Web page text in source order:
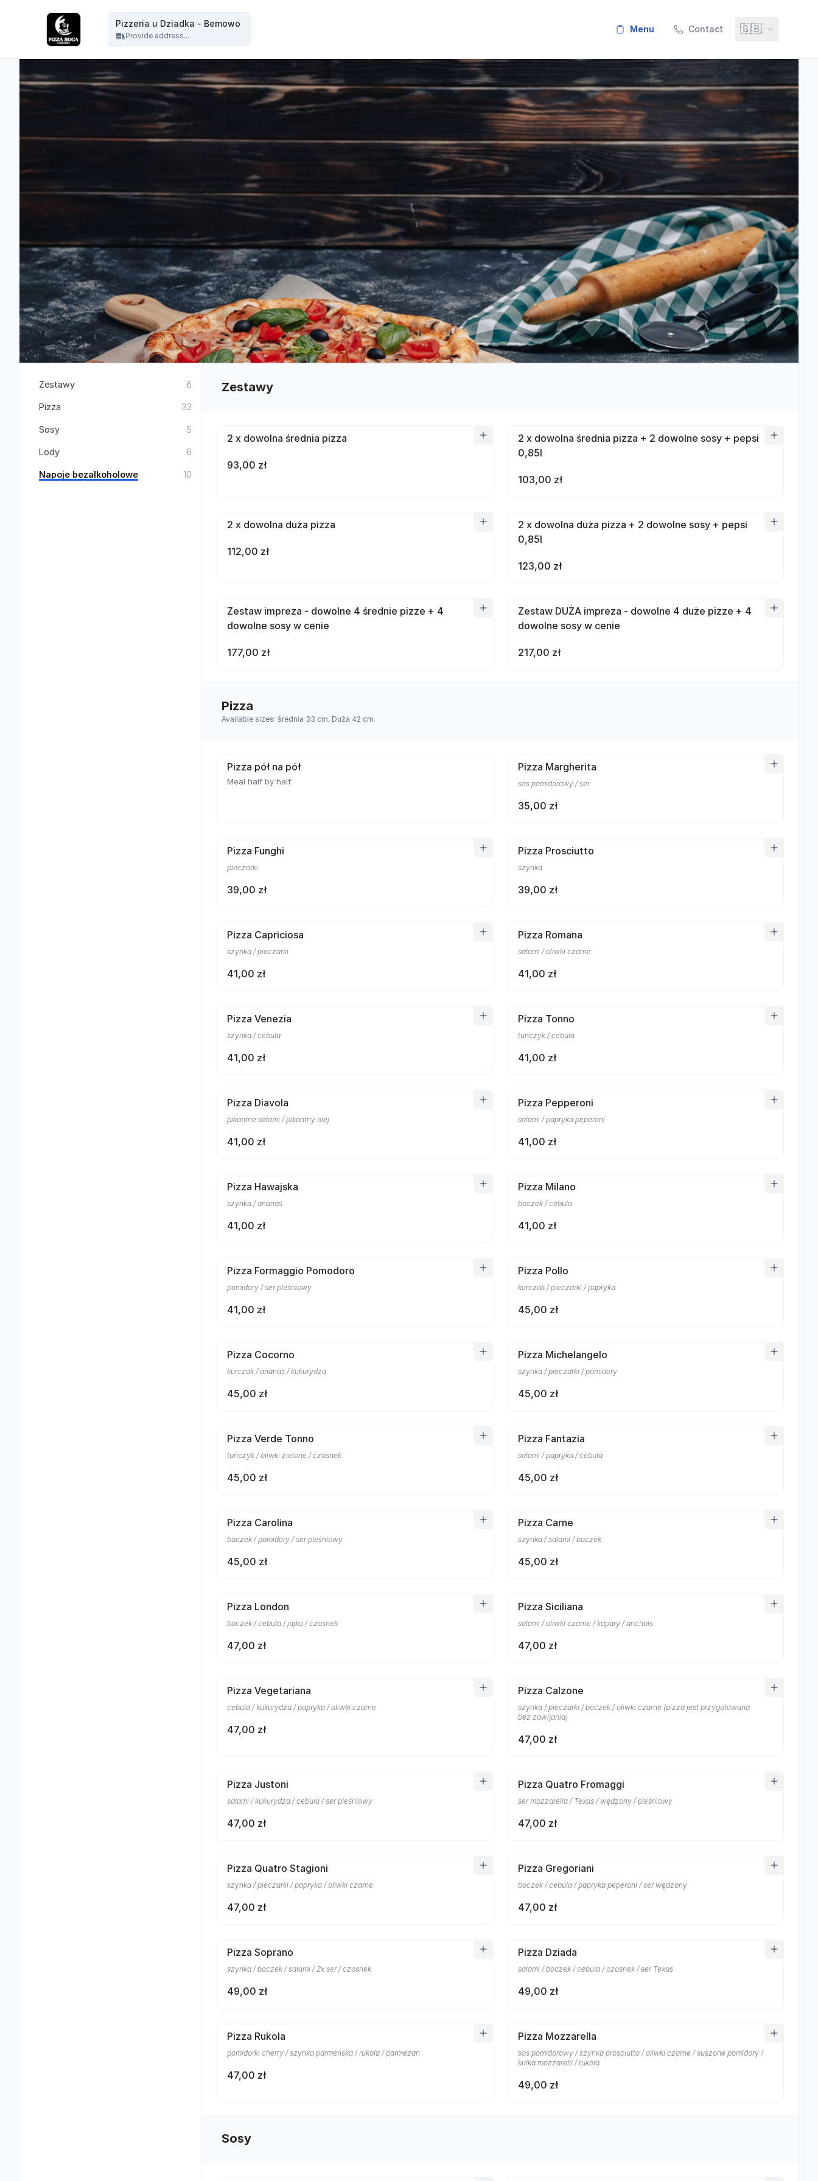
Pizzeria u Dziadka - Bemowo
Provide address...
menu Contact 🇬🇧
Zestawy 6
Pizza 32
Sosy 5
Lody 6
Napoje bezalkoholowe 10
Zestawy
2 x dowolna średnia pizza
93,00 zł
2 x dowolna średnia pizza + 2 dowolne sosy + pepsi
0,85l
103,00 zł
2 x dowolna duża pizza
112,00 zł
2 x dowolna duża pizza + 2 dowolne sosy + pepsi
0,85l
123,00 zł
Zestaw impreza - dowolne 4 średnie pizze + 4
dowolne sosy w cenie
177,00 zł
Zestaw DUŻA impreza - dowolne 4 duże pizze + 4
dowolne sosy w cenie
217,00 zł
Pizza
Available sizes: średnia 33 cm, Duża 42 cm.
Pizza pół na pół
Meal half by half
Pizza Margherita
sos pomidorowy / ser
35,00 zł
Pizza Funghi
pieczarki
39,00 zł
Pizza Prosciutto
szynka
39,00 zł
Pizza Capriciosa
szynka / pieczarki
41,00 zł
Pizza Romana
salami / oliwki czarne
41,00 zł
Pizza Venezia
szynka / cebula
41,00 zł
Pizza Tonno
tuńczyk / cebula
41,00 zł
Pizza Diavola
pikantne salami / pikantny olej
41,00 zł
Pizza Pepperoni
salami / papryka peperoni
41,00 zł
Pizza Hawajska
szynka / ananas
41,00 zł
Pizza Milano
boczek / cebula
41,00 zł
Pizza Formaggio Pomodoro
pomidory / ser pleśniowy
41,00 zł
Pizza Pollo
kurczak / pieczarki / papryka
45,00 zł
Pizza Cocorno
kurczak / ananas / kukurydza
45,00 zł
Pizza Michelangelo
szynka / pieczarki / pomidory
45,00 zł
Pizza Verde Tonno
tuńczyk / oliwki zielone / czosnek
45,00 zł
Pizza Fantazia
salami / papryka / cebula
45,00 zł
Pizza Carolina
boczek / pomidory / ser pleśniowy
45,00 zł
Pizza Carne
szynka / salami / boczek
45,00 zł
Pizza London
boczek / cebula / jajko / czosnek
47,00 zł
Pizza Siciliana
salami / oliwki czarne / kapary / anchois
47,00 zł
Pizza Vegetariana
cebula / kukurydza / papryka / oliwki czarne
47,00 zł
Pizza Calzone
szynka / pieczarki / boczek / oliwki czarne (pizza jest przygotowana
bez zawijania)
47,00 zł
Pizza Justoni
salami / kukurydza / cebula / ser pleśniowy
47,00 zł
Pizza Quatro Fromaggi
ser mozzarella / Texas / wędzony / pleśniowy
47,00 zł
Pizza Quatro Stagioni
szynka / pieczarki / papryka / oliwki czarne
47,00 zł
Pizza Gregoriani
boczek / cebula / papryka peperoni / ser wędzony
47,00 zł
Pizza Soprano
szynka / boczek / salami / 2x ser / czosnek
49,00 zł
Pizza Dziada
salami / boczek / cebula / czosnek / ser Texas
49,00 zł
Pizza Rukola
pomidorki cherry / szynka parmeńska / rukola / parmezan
47,00 zł
Pizza Mozzarella
sos pomidorowy / szynka prosciutto / oliwki czarne / suszone pomidory /
kulka mozzarelli / rukola
49,00 zł
Sosy